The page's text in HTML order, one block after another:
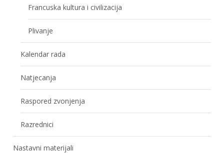
Francuska kultura i civilizacija
Plivanje
Kalendar rada
Natjecanja
Raspored zvonjenja
Razrednici
Nastavni materijali